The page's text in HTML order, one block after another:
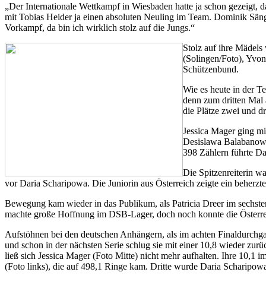
„Der Internationale Wettkampf in Wiesbaden hatte ja schon
mit Tobias Heider ja einen absoluten Neuling im Team. Dominik
Vorkampf, da bin ich wirklich stolz auf die Jungs.“
Stolz auf ihre Mädels
(Solingen/Foto),
Schützenbund.
Wie es heute in der
denn zum dritten Mal
die Plätze zwei und
Jessica Mager ging
Desislawa
398 Zählern führte
Die Spitzenreiterin
vor Daria Scharipowa. Die Juniorin aus Österreich zeigte ein
Bewegung kam wieder in das Publikum, als Patricia Dreer im
machte große Hoffnung im DSB-Lager, doch noch konnte die
Aufstöhnen bei den deutschen Anhängern, als im achten
und schon in der nächsten Serie schlug sie mit einer 10,8 wieder
ließ sich Jessica Mager (Foto Mitte) nicht mehr aufhalten. Ihre 10,1
(Foto links), die auf 498,1 Ringe kam. Dritte wurde Daria